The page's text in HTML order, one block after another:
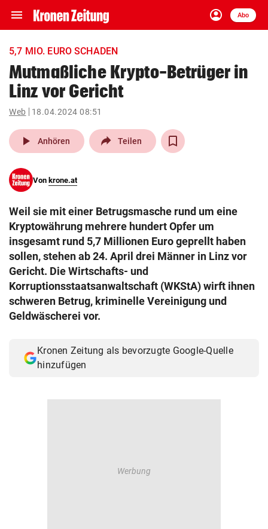
menu Navigation
ein-/ausklappen
account_circle
Anmelden
Abo
close Schließen
account_circle Anmelden
pin_drop
Wien arrow_right
search
eingeben
Muthgasse 2, 1190 Wien
5,7 MIO. EURO SCHADEN
Mutmaßliche Krypto-Betrüger in
Linz vor Gericht
Web 18.04.2024 08:51
play_arrow Anhören Teilen
Von krone.at
Weil sie mit einer Betrugsmasche rund um eine
Kryptowährung mehrere hundert Opfer um
insgesamt rund 5,7 Millionen Euro geprellt haben
sollen, stehen ab 24. April drei Männer in Linz vor
Gericht. Die Wirtschafts- und
Korruptionsstaatsanwaltschaft (WKStA) wirft ihnen
schweren Betrug, kriminelle Vereinigung und
Geldwäscherei vor.
Kronen Zeitung als bevorzugte Google-Quelle
hinzufügen